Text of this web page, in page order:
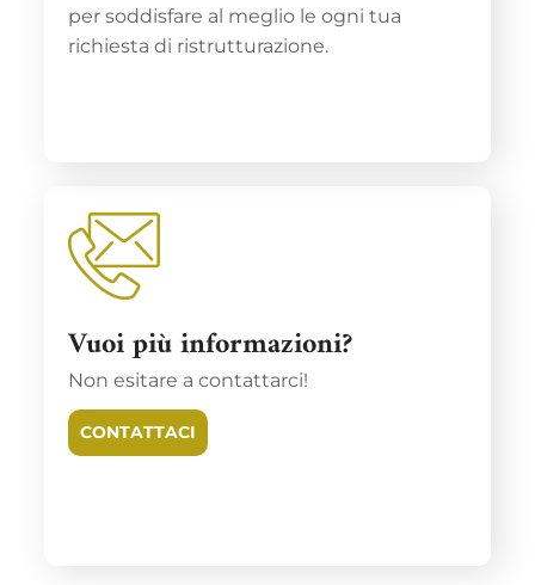
per soddisfare al meglio le ogni tua
richiesta di ristrutturazione.
Vuoi più informazioni?
Non esitare a contattarci!
CONTATTACI